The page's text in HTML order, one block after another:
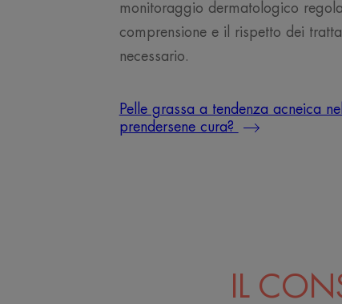
monitoraggio dermatologico
comprensione e il rispetto dei
necessario.
Pelle grassa a tendenza acneica
prendersene cura?
IL